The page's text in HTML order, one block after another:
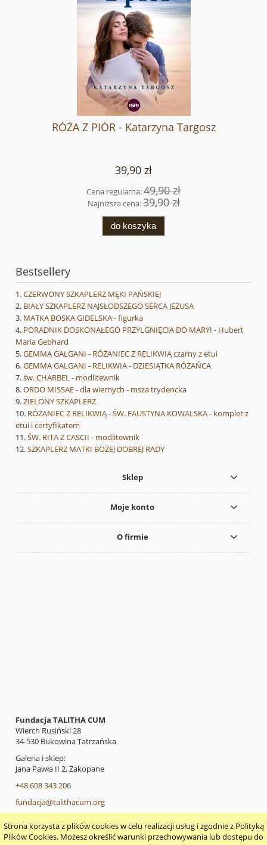
Strona korzysta z plików cookies w celu realizacji usług i zgodnie z Polityką
Plików Cookies. Możesz określić warunki przechowywania lub dostępu do
RÓŻA Z PIÓR - Katarzyna Targosz
39,90 zł
Cena regularna:49,90 zł
Najniższa cena:39,90 zł
do koszyka
Bestsellery
CZERWONY SZKAPLERZ MĘKI PAŃSKIEJ
BIAŁY SZKAPLERZ NAJSŁODSZEGO SERCA JEZUSA
MATKA BOSKA GIDELSKA - figurka
PORADNIK DOSKONAŁEGO PRZYLGNIĘCIA DO MARYI - Hubert
Maria Gebhard
GEMMA GALGANI - RÓŻANIEC Z RELIKWIĄ czarny z etui
GEMMA GALGANI - RELIKWIA - DZIESIĄTKA RÓŻAŃCA
św. CHARBEL - modlitewnik
ORDO MISSAE - dla wiernych - msza trydencka
ZIELONY SZKAPLERZ
RÓŻANIEC Z RELIKWIĄ - ŚW. FAUSTYNA KOWALSKA - komplet z
etui i certyfikatem
ŚW. RITA Z CASCII - modlitewnik
SZKAPLERZ MATKI BOŻEJ DOBREJ RADY
Sklep
Moje konto
O firmie
Fundacja TALITHA CUM
Wierch Rusiński 28
34-530 Bukowina Tatrzańska
Galeria i sklep:
Jana Pawła II 2, Zakopane
+48 608 343 206
fundacja@talithacum.org
pokaż pełną wersję strony